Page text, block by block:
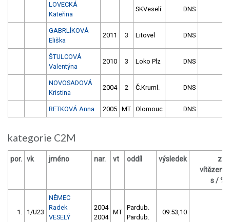
LOVECKÁ
Kateřina
SKVeselí DNS
GABRLÍKOVÁ
Eliška
2011 3 Litovel DNS
ŠTULCOVÁ
Valentýna
2010 3 Loko Plz DNS
NOVOSADOVÁ
Kristina
2004 2 Č.Kruml. DNS
RETKOVÁ Anna 2005 MT Olomouc DNS
kategorie C2M
por. vk jméno nar. vt oddíl výsledek
za
vítězem
s / %
1. 1/U23
NĚMEC
Radek
VESELÝ
2004
2004
MT
Pardub.
Pardub.
09:53,10